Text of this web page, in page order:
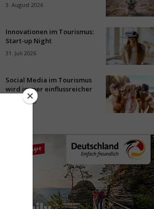
3. August 2026
Innovationen im Tourismus:
Start-up Night
31. Juli 2026
Social Media im Tourismus
wird immer einflussreicher
30. Juli 2026